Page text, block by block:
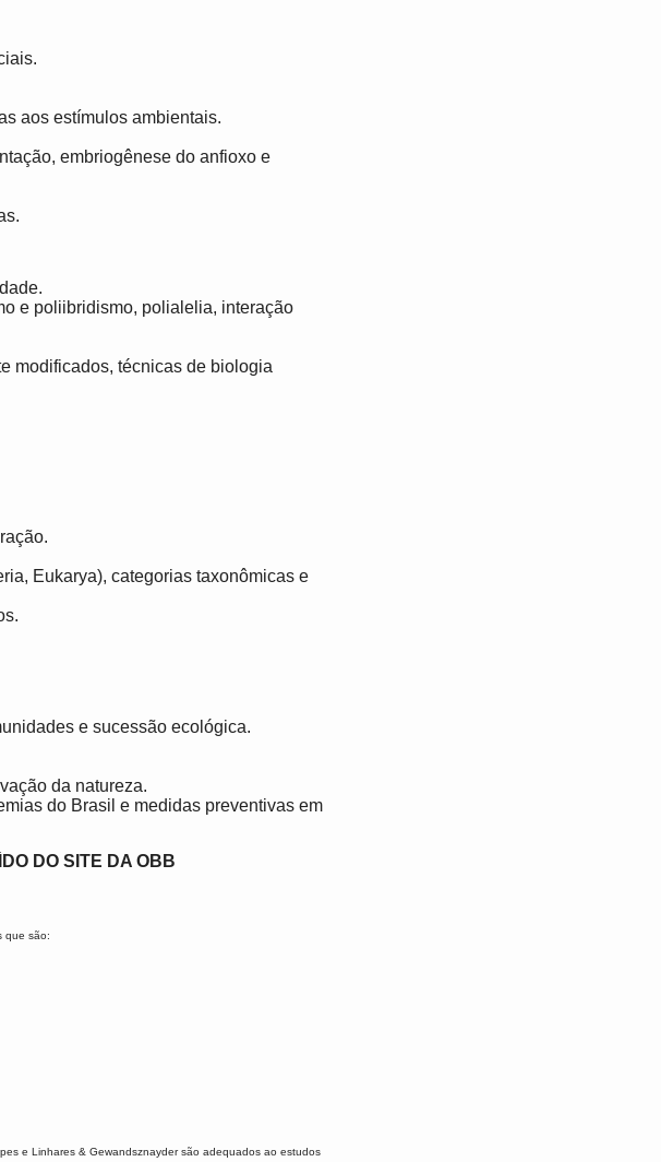
aos estímulos ambientais.
embriogênese do anfioxo e
e poliibridismo, polialelia, interação
modificados, técnicas de biologia
Eukarya), categorias taxonômicas e
e sucessão ecológica.
da natureza.
do Brasil e medidas preventivas em
DO SITE DA OBB
que são:
e Linhares & Gewandsznayder são adequados ao estudos